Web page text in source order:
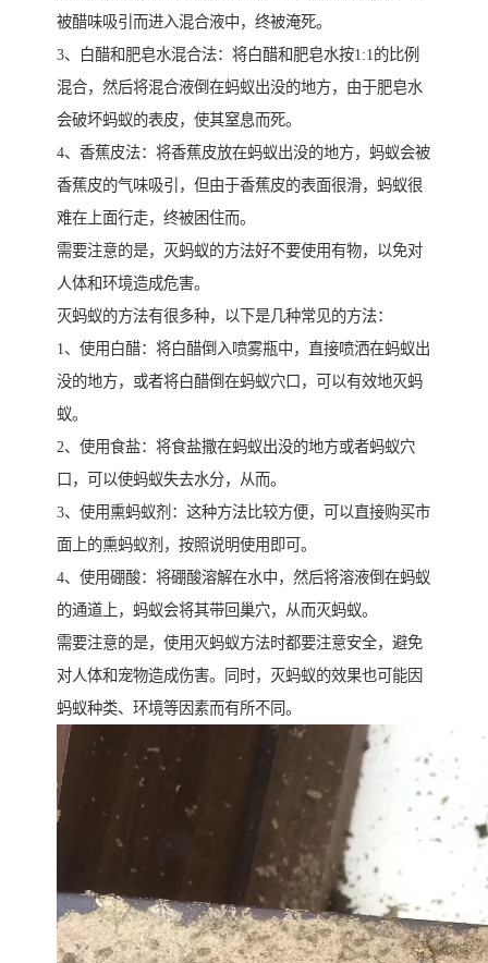
被醋味吸引而进入混合液中，终被淹死。
3、白醋和肥皂水混合法：将白醋和肥皂水按1:1的比例
混合，然后将混合液倒在蚂蚁出没的地方，由于肥皂水
会破坏蚂蚁的表皮，使其窒息而死。
4、香蕉皮法：将香蕉皮放在蚂蚁出没的地方，蚂蚁会被
香蕉皮的气味吸引，但由于香蕉皮的表面很滑，蚂蚁很
难在上面行走，终被困住而。
需要注意的是，灭蚂蚁的方法好不要使用有物，以免对
人体和环境造成危害。
灭蚂蚁的方法有很多种，以下是几种常见的方法：
1、使用白醋：将白醋倒入喷雾瓶中，直接喷洒在蚂蚁出
没的地方，或者将白醋倒在蚂蚁穴口，可以有效地灭蚂
蚁。
2、使用食盐：将食盐撒在蚂蚁出没的地方或者蚂蚁穴
口，可以使蚂蚁失去水分，从而。
3、使用熏蚂蚁剂：这种方法比较方便，可以直接购买市
面上的熏蚂蚁剂，按照说明使用即可。
4、使用硼酸：将硼酸溶解在水中，然后将溶液倒在蚂蚁
的通道上，蚂蚁会将其带回巢穴，从而灭蚂蚁。
需要注意的是，使用灭蚂蚁方法时都要注意安全，避免
对人体和宠物造成伤害。同时，灭蚂蚁的效果也可能因
蚂蚁种类、环境等因素而有所不同。